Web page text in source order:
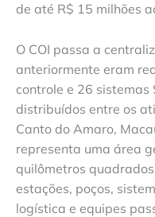
de até R$ 15 milhões
O COI passa a
anteriormente eram
controle e 26 sistemas
distribuídos entre os
Canto do Amaro,
representa uma área
quilômetros
estações, poços,
logística e equipes